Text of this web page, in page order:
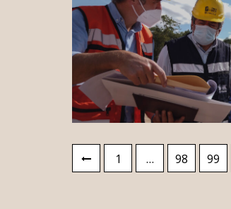
Paginación
de
1 … 98 99